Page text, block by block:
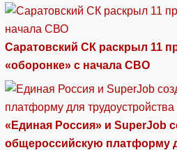
Саратовский СК раскрыл 11
«оборонке» с начала СВО
«Единая Россия» и SuperJob
общероссийскую платформу